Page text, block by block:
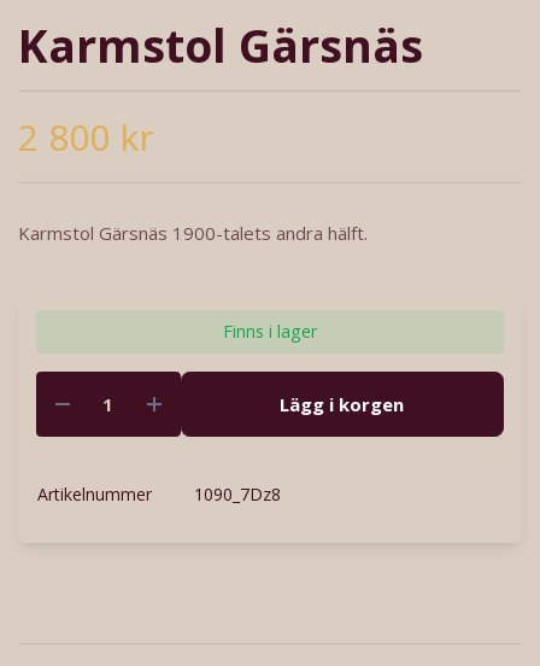
Karmstol Gärsnäs
2 800 kr
Karmstol Gärsnäs 1900-talets andra hälft.
Finns i lager
Lägg i korgen
Artikelnummer 1090_7Dz8